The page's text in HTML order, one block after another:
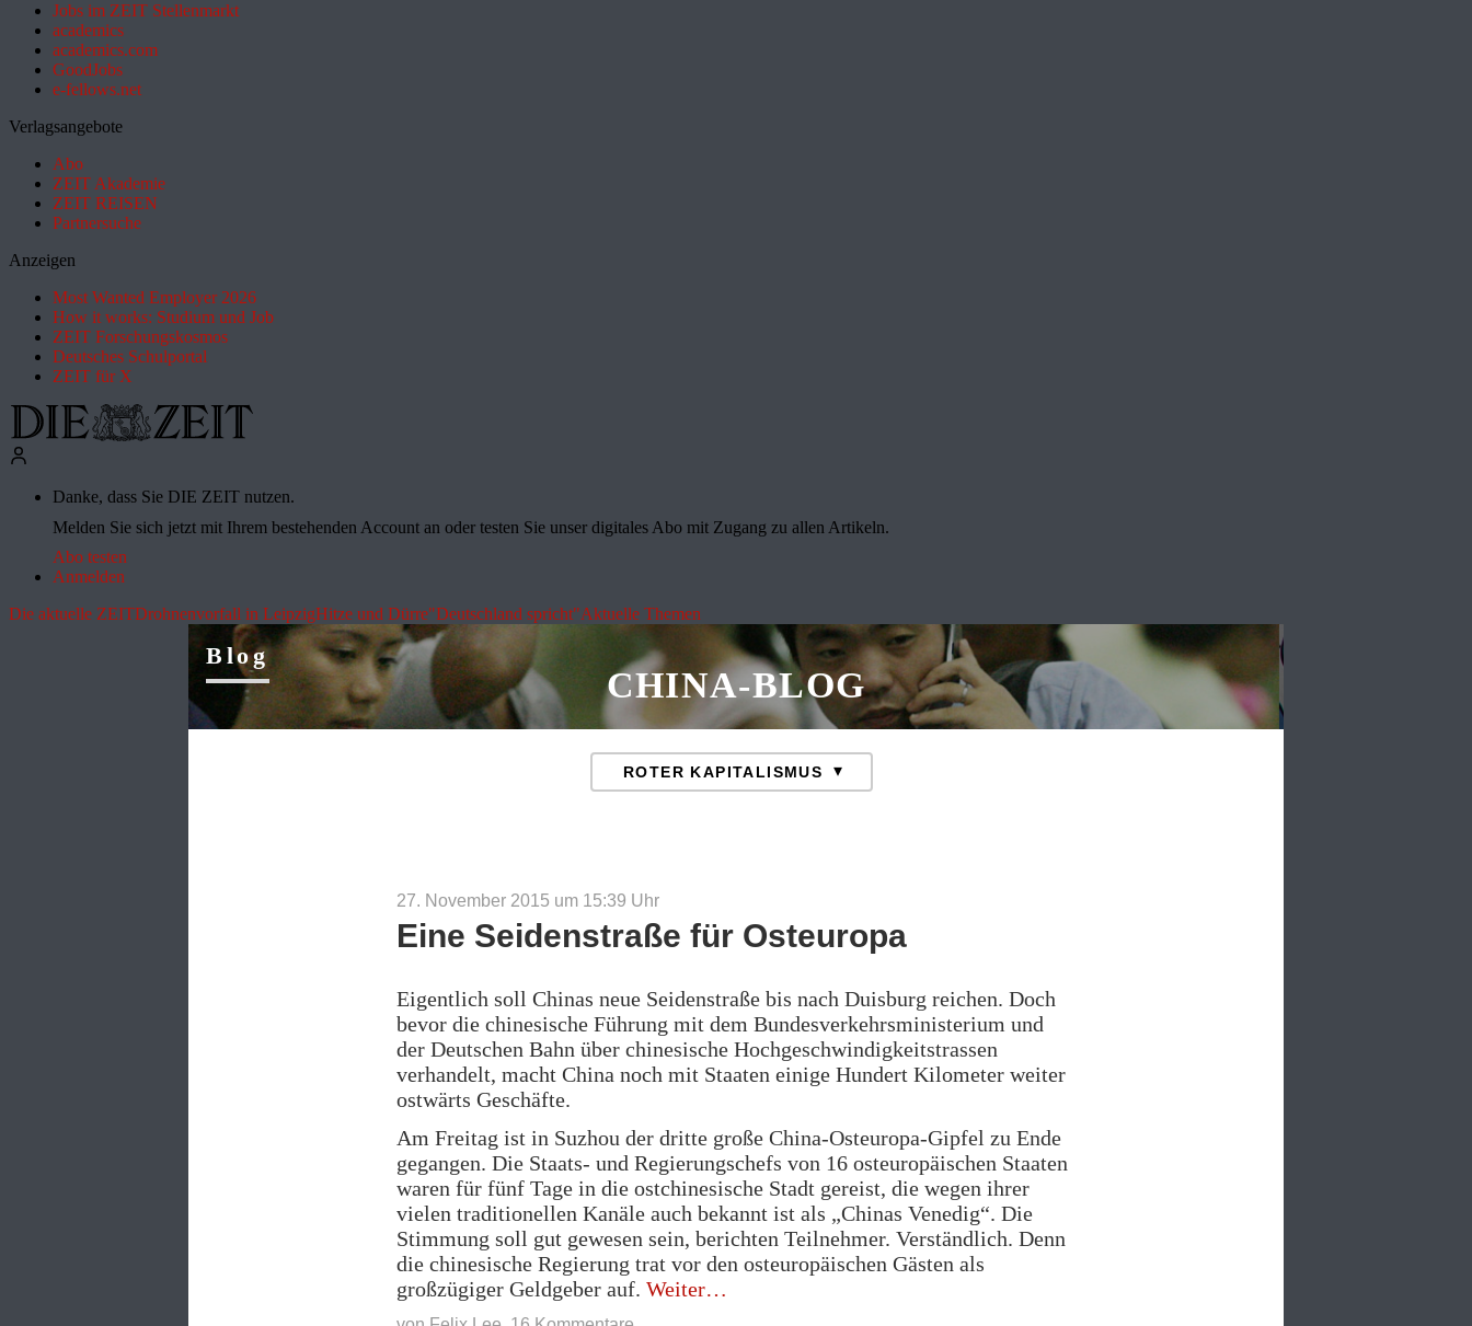
Jobs im ZEIT Stellenmarkt
academics
academics.com
GoodJobs
e-fellows.net
Verlagsangebote
Abo
ZEIT Akademie
ZEIT REISEN
Partnersuche
Anzeigen
Most Wanted Employer 2026
How it works: Studium und Job
ZEIT Forschungskosmos
Deutsches Schulportal
ZEIT für X
Danke, dass Sie DIE ZEIT nutzen.
Melden Sie sich jetzt mit Ihrem bestehenden Account an oder testen Sie unser digitales Abo mit Zugang zu allen Artikeln.
Abo testen
Anmelden
Die aktuelle ZEITDrohnenvorfall in LeipzigHitze und Dürre"Deutschland spricht"Aktuelle Themen
Blog
CHINA-BLOG
27. November 2015 um 15:39 Uhr
Eine Seidenstraße für Osteuropa
Eigentlich soll Chinas neue Seidenstraße bis nach Duisburg reichen. Doch
bevor die chinesische Führung mit dem Bundesverkehrsministerium und
der Deutschen Bahn über chinesische Hochgeschwindigkeitstrassen
verhandelt, macht China noch mit Staaten einige Hundert Kilometer weiter
ostwärts Geschäfte.
Am Freitag ist in Suzhou der dritte große China-Osteuropa-Gipfel zu Ende
gegangen. Die Staats- und Regierungschefs von 16 osteuropäischen Staaten
waren für fünf Tage in die ostchinesische Stadt gereist, die wegen ihrer
vielen traditionellen Kanäle auch bekannt ist als „Chinas Venedig“. Die
Stimmung soll gut gewesen sein, berichten Teilnehmer. Verständlich. Denn
die chinesische Regierung trat vor den osteuropäischen Gästen als
großzügiger Geldgeber auf. Weiter„Eine